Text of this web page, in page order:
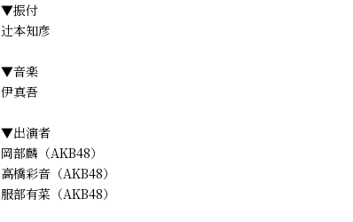
▼振付
辻󠄀本知彦
▼音楽
伊真吾
▼出演者
岡部麟（AKB48）
高橋彩音（AKB48）
服部有菜（AKB48）